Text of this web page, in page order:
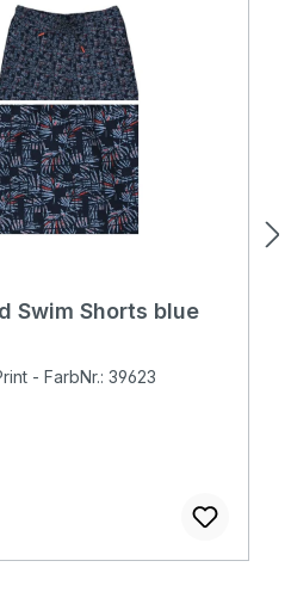
Swim Shorts blue
- FarbNr.: 39623